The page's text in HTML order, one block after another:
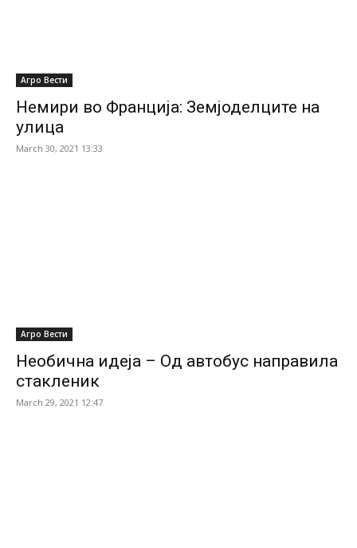
Агро Вести
Немири во Франција: Земјоделците на
улицa
March 30, 2021 13:33
Агро Вести
Необична идеја – Од автобус направила
стакленик
March 29, 2021 12:47